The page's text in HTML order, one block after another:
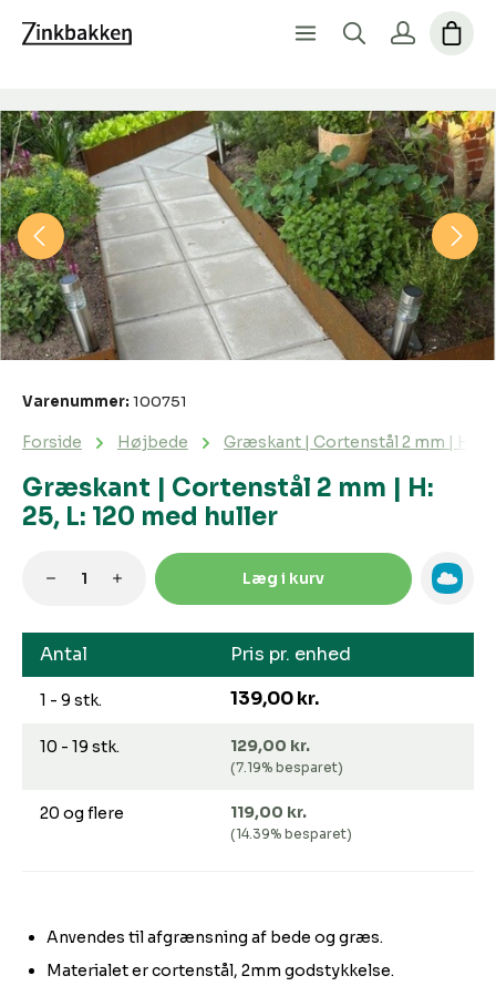
Spring over billedgalleri
Græskant | Cortenstål 2 mm | H:
25, L: 120 med huller
Forside Højbede Græskant | Cortenstål 2 mm | H:
Varenummer: 100751
Anvendes til afgrænsning af bede og græs.
Materialet er cortenstål, 2mm godstykkelse.
Antal Pris pr. enhed
1 - 9 stk. 139,00 kr.
10 - 19 stk. 129,00 kr.
(7.19% besparet)
20 og flere 119,00 kr.
(14.39% besparet)
Produktmængde: Indtast den
Læg i kurv